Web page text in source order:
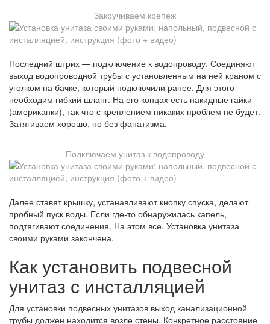
Закручиваем крепеж
Последний штрих — подключение к водопроводу. Соединяют
выход водопроводной трубы с установленным на ней краном с
уголком на бачке, который подключили ранее. Для этого
необходим гибкий шланг. На его концах есть накидные гайки
(американки), так что с креплением никаких проблем не будет.
Затягиваем хорошо, но без фанатизма.
Подключаем унитаз к водопроводу
Далее ставят крышку, устанавливают кнопку спуска, делают
пробный пуск воды. Если где-то обнаружилась капель,
подтягивают соединения. На этом все. Установка унитаза
своими руками закончена.
Как установить подвесной
унитаз с инсталляцией
Для установки подвесных унитазов выход канализационной
трубы должен находится возле стены. Конкретное расстояние